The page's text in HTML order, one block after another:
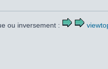
ou inversement :